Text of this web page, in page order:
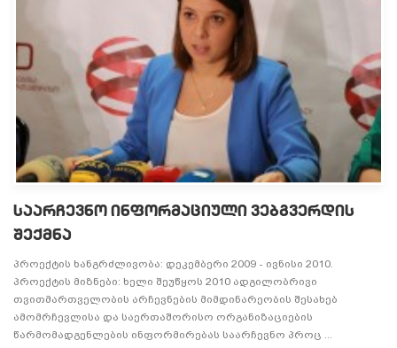
ᲡᲐᲐᲠᲩᲔᲕᲜᲝ ᲘᲜᲤᲝᲠᲛᲐᲪᲘᲣᲚᲘ ᲕᲔᲑᲒᲕᲔᲠᲓᲘᲡ
ᲨᲔᲥᲛᲜᲐ
პროექტის ხანგრძლივობა: დეკემბერი 2009 - ივნისი 2010.
პროექტის მიზნები: ხელი შეუწყოს 2010 ადგილობრივი
თვითმართველობის არჩევნების მიმდინარეობის შესახებ
ამომრჩევლისა და საერთაშორისო ორგანიზაციების
წარმომადგენლების ინფორმირებას საარჩევნო პროც ...